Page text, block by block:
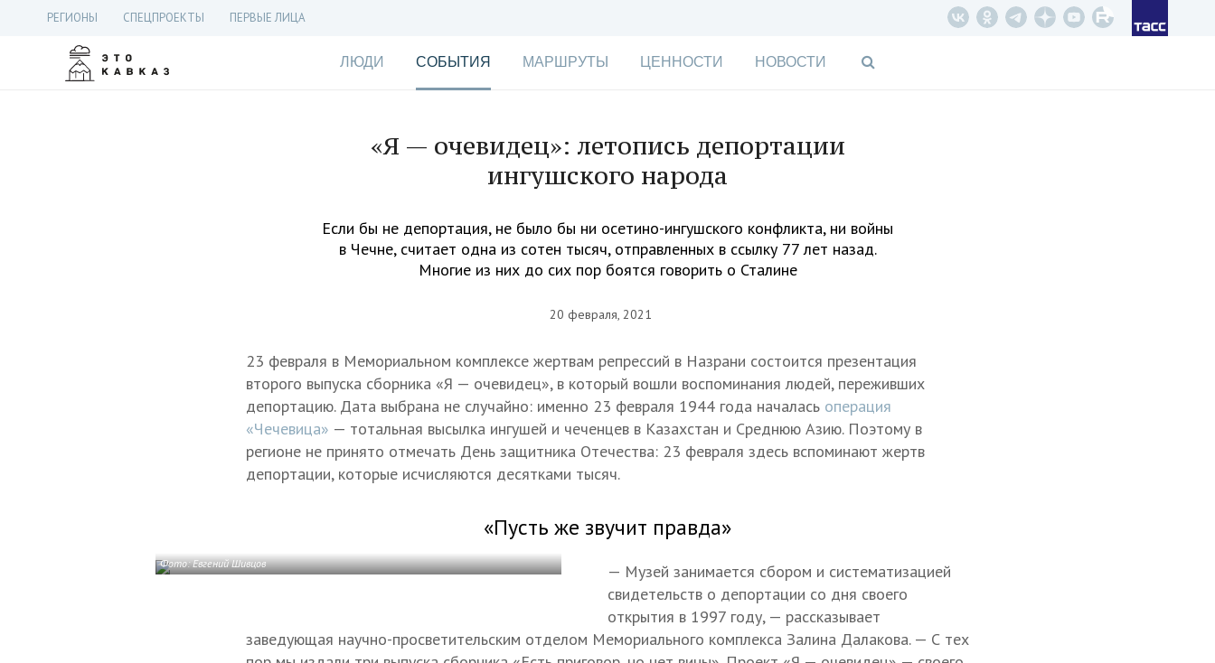
РЕГИОНЫ СПЕЦПРОЕКТЫ ПЕРВЫЕ ЛИЦА
ЛЮДИ СОБЫТИЯ МАРШРУТЫ ЦЕННОСТИ НОВОСТИ
«Я — очевидец»: летопись депортации
ингушского народа
Если бы не депортация, не было бы ни осетино-ингушского конфликта, ни войны
в Чечне, считает одна из сотен тысяч, отправленных в ссылку 77 лет назад.
Многие из них до сих пор боятся говорить о Сталине
20 февраля, 2021
23 февраля в Мемориальном комплексе жертвам репрессий в Назрани состоится презентация
второго выпуска сборника «Я — очевидец», в который вошли воспоминания людей, переживших
депортацию. Дата выбрана не случайно: именно 23 февраля 1944 года началась операция
«Чечевица» — тотальная высылка ингушей и чеченцев в Казахстан и Среднюю Азию. Поэтому в
регионе не принято отмечать День защитника Отечества: 23 февраля здесь вспоминают жертв
депортации, которые исчисляются десятками тысяч.
«Пусть же звучит правда»
Фото: Евгений Шивцов
— Музей занимается сбором и систематизацией
свидетельств о депортации со дня своего
открытия в 1997 году, — рассказывает
заведующая научно-просветительским отделом Мемориального комплекса Залина Далакова. — С тех